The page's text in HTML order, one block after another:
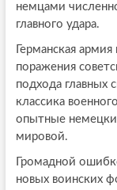
немцами
главного удара.
Германская
поражения
подхода главных
классика
опытные
мировой.
Громадной
новых воинских